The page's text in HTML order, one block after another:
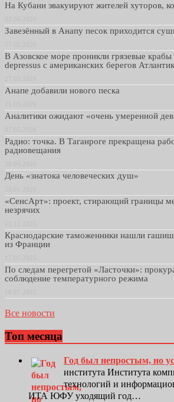
На Кубани эвакуируют жителей хуторов,
Завезённый в Анапу песок приходится
В Азовское море проникли грязевые
depressus с американских берегов
Анапе добавили нового песка
Аналитики ожидают «очень умеренной
Радио: точка. В Таганроге прекращена
радиовещания
День «знатока человеческих душ»
«СенсАрт»: проект, стирающий границы
незрячих
Краснодарские таможенники нашли
из Франции
По следам перегретой «Ласточки»:
соблюдение температурного режима
Все новости
Топ месяца
Год был непростым, но
института Института
технологий и
ИТА ЮФУ уходящий год…